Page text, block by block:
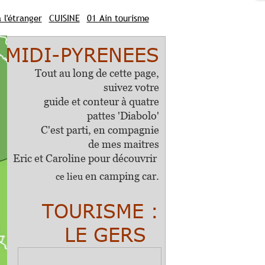
l'étranger CUISINE
01 Ain tourisme
16 Charente tourisme
26 Drôme tourisme
31 Hte Garonne tourisme
36 Indre tourisme
tourisme
42 Loire tourisme
et Garonne tourisme
52 Haute Marne tourisme
Bretagne
Normandie
Pyrennees tourisme
70 Haute Saone tourisme
80 Somme tourisme Picardie
85 Vendée tourisme
90 Territoire de Belfort tourisme
95 Val d'Oise tourisme
MIDI-PYRENEES
de cette page,
suivez votre
à quatre
pattes 'Diabolo'
C'est parti, en compagnie
de mes maitres
pour découvrir
ce lieu en camping car.
TOURISME :